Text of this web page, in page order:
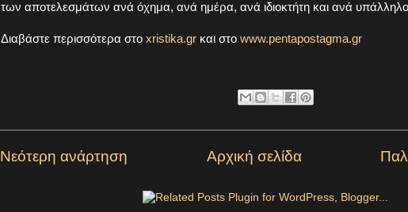
των αποτελεσμάτων ανά όχημα, ανά ημέρα, ανά ιδιοκτήτη και ανά
Διαβάστε περισσότερα στο xristika.gr και στο www.pentapostagma.gr
Νεότερη ανάρτηση Αρχική σελίδα